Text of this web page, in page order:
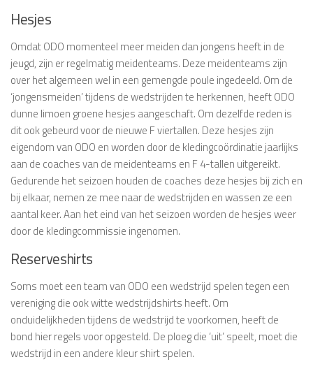
Hesjes
Omdat ODO momenteel meer meiden dan jongens heeft in de
jeugd, zijn er regelmatig meidenteams. Deze meidenteams zijn
over het algemeen wel in een gemengde poule ingedeeld. Om de
‘jongensmeiden’ tijdens de wedstrijden te herkennen, heeft ODO
dunne limoen groene hesjes aangeschaft. Om dezelfde reden is
dit ook gebeurd voor de nieuwe F viertallen. Deze hesjes zijn
eigendom van ODO en worden door de kledingcoördinatie jaarlijks
aan de coaches van de meidenteams en F 4-tallen uitgereikt.
Gedurende het seizoen houden de coaches deze hesjes bij zich en
bij elkaar, nemen ze mee naar de wedstrijden en wassen ze een
aantal keer. Aan het eind van het seizoen worden de hesjes weer
door de kledingcommissie ingenomen.
Reserveshirts
Soms moet een team van ODO een wedstrijd spelen tegen een
vereniging die ook witte wedstrijdshirts heeft. Om
onduidelijkheden tijdens de wedstrijd te voorkomen, heeft de
bond hier regels voor opgesteld. De ploeg die ‘uit’ speelt, moet die
wedstrijd in een andere kleur shirt spelen.